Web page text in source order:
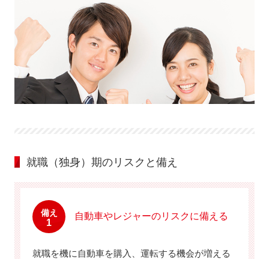
就職（独身）期のリスクと備え
備え
1
自動車やレジャーのリスクに備える
就職を機に自動車を購入、運転する機会が増える